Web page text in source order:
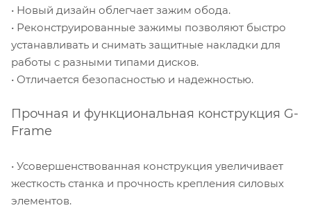
• Новый дизайн облегчает зажим обода.
• Реконструированные зажимы позволяют быстро
устанавливать и снимать защитные накладки для
работы с разными типами дисков.
• Отличается безопасностью и надежностью.
Прочная и функциональная конструкция G-
Frame
• Усовершенствованная конструкция увеличивает
жесткость станка и прочность крепления силовых
элементов.